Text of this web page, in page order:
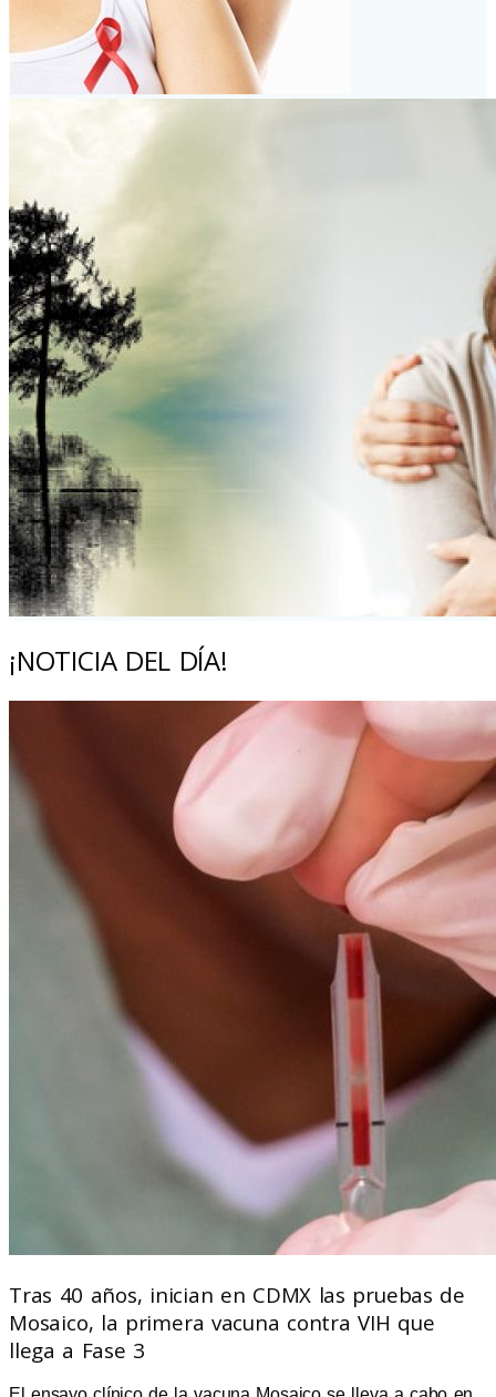
¡NOTICIA DEL DÍA!
Tras 40 años, inician en CDMX las pruebas de
Mosaico, la primera vacuna contra VIH que
llega a Fase 3